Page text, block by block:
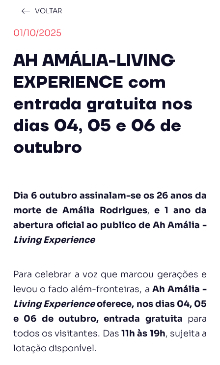
VOLTAR
01/10/2025
AH AMÁLIA-LIVING
EXPERIENCE com
entrada gratuita nos
dias 04, 05 e 06 de
outubro
Dia 6 outubro assinalam-se os 26 anos da
morte de Amália Rodrigues,e 1 ano da
abertura oficial ao publico de Ah Amália -
Living Experience
Para celebrar a voz que marcou gerações e
levou o fado além-fronteiras, a Ah Amália -
Living Experienceoferece, nos dias 04, 05
e 06 de outubro, entrada gratuita para
todos os visitantes. Das 11h às 19h, sujeita a
lotação disponível.